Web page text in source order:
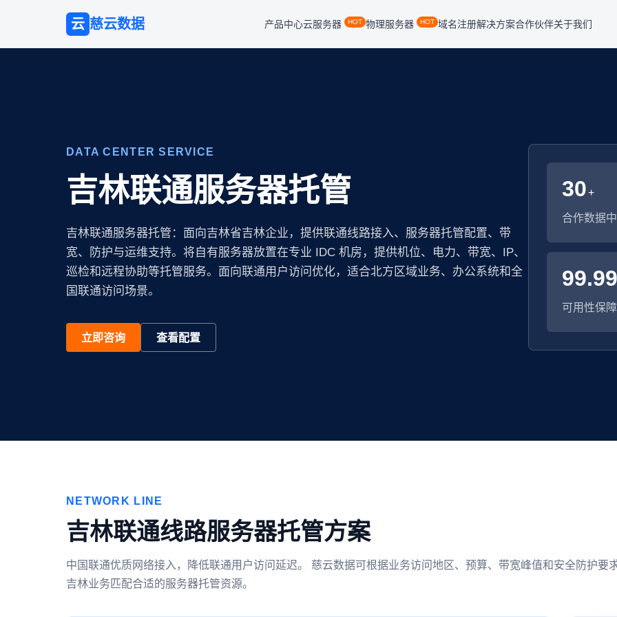
云 慈云数据 产品中心云服务器 HOT 物理服务器 HOT 域名注册解决方案合作伙伴关于我们
DATA CENTER SERVICE
吉林联通服务器托管
吉林联通服务器托管：面向吉林省吉林企业，提供联通线路接入、服务器托管配置、带
宽、防护与运维支持。将自有服务器放置在专业 IDC 机房，提供机位、电力、带宽、IP、
巡检和远程协助等托管服务。面向联通用户访问优化，适合北方区域业务、办公系统和全
国联通访问场景。
立即咨询 查看配置
30+
合作数据
99.99
可用性保障
NETWORK LINE
吉林联通线路服务器托管方案
中国联通优质网络接入，降低联通用户访问延迟。 慈云数据可根据业务访问地区、预算、带宽峰值和安全防护要
吉林业务匹配合适的服务器托管资源。